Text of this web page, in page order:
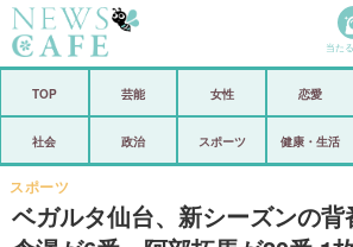
政治
経済
芸能 スポー
当た
TOP 芸能 女性 恋愛
社会 政治 スポーツ 健康・生活
ベガルタ仙台、新シーズンの
スポーツ